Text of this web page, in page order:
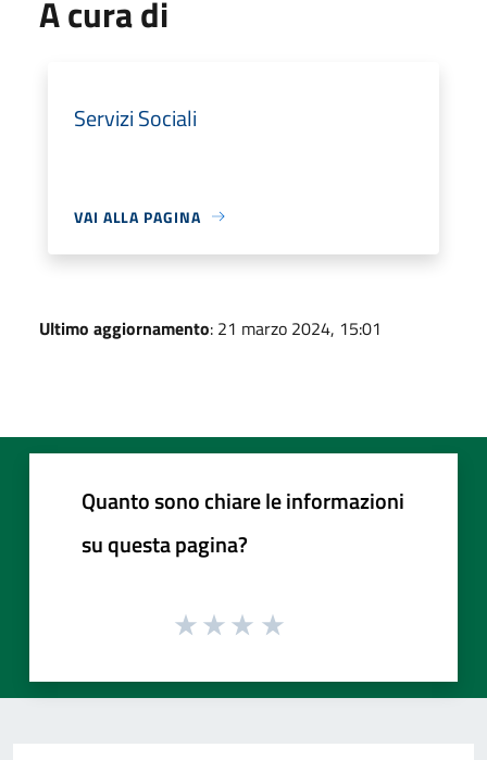
A cura di
Servizi Sociali
VAI ALLA PAGINA
Ultimo aggiornamento: 21 marzo 2024, 15:01
Quanto sono chiare le informazioni
su questa pagina?